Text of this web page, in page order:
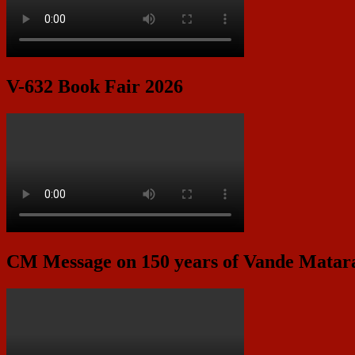
V-632 Book Fair 2026
CM Message on 150 years of Vande